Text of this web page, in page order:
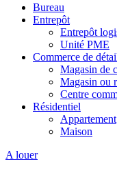
Bureau
Entrepôt
Entrepôt
Unité PME
Commerce de
Magasin de
Magasin ou
Centre
Résidentiel
Appartement
Maison
A louer